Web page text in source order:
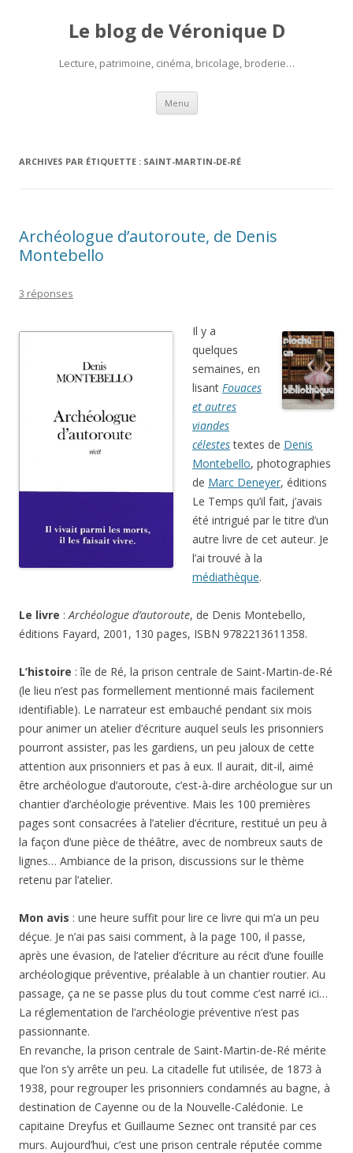
Le blog de Véronique D
Lecture, patrimoine, cinéma, bricolage, broderie…
Menu Aller
contenu
ARCHIVES PAR ÉTIQUETTE : SAINT-MARTIN-DE-RÉ
Archéologue d’autoroute, de Denis
Montebello
3 réponses
Il y a
quelques
semaines, en
lisant Fouaces
et autres
viandes
célestestextes de Denis
Montebello, photographies
de Marc Deneyer, éditions
Le Temps qu’il fait, j’avais
été intrigué par le titre d’un
autre livre de cet auteur. Je
l’ai trouvé à la
médiathèque.
Le livre :Archéologue d’autoroute, de Denis Montebello,
éditions Fayard, 2001, 130 pages, ISBN 9782213611358.
L’histoire : île de Ré, la prison centrale de Saint-Martin-de-Ré
(le lieu n’est pas formellement mentionné mais facilement
identifiable). Le narrateur est embauché pendant six mois
pour animer un atelier d’écriture auquel seuls les prisonniers
pourront assister, pas les gardiens, un peu jaloux de cette
attention aux prisonniers et pas à eux. Il aurait, dit-il, aimé
être archéologue d’autoroute, c’est-à-dire archéologue sur un
chantier d’archéologie préventive. Mais les 100 premières
pages sont consacrées à l’atelier d’écriture, restitué un peu à
la façon d’une pièce de théâtre, avec de nombreux sauts de
lignes… Ambiance de la prison, discussions sur le thème
retenu par l’atelier.
Mon avis : une heure suffit pour lire ce livre qui m’a un peu
déçue. Je n’ai pas saisi comment, à la page 100, il passe,
après une évasion, de l’atelier d’écriture au récit d’une fouille
archéologique préventive, préalable à un chantier routier. Au
passage, ça ne se passe plus du tout comme c’est narré ici…
La réglementation de l’archéologie préventive n’est pas
passionnante.
En revanche, la prison centrale de Saint-Martin-de-Ré mérite
que l’on s’y arrête un peu. La citadelle fut utilisée, de 1873 à
1938, pour regrouper les prisonniers condamnés au bagne, à
destination de Cayenne ou de la Nouvelle-Calédonie. Le
capitaine Dreyfus et Guillaume Seznec ont transité par ces
murs. Aujourd’hui, c’est une prison centrale réputée comme